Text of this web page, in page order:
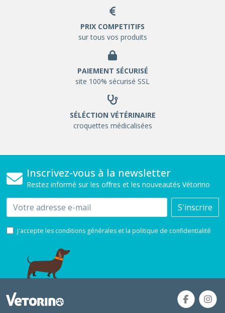
PRIX COMPETITIFS
sur tous vos produits
PAIEMENT SÉCURISÉ
site 100% sécurisé SSL
SÉLÉCTION VÉTÉRINAIRE
croquettes médicalisées
Inscrivez-vous à la newsletter
Restez informé sur les offres et les nouveautés Vétorino
Email S'inscrire
J'accepte les conditions générales et la politique de confidentialité